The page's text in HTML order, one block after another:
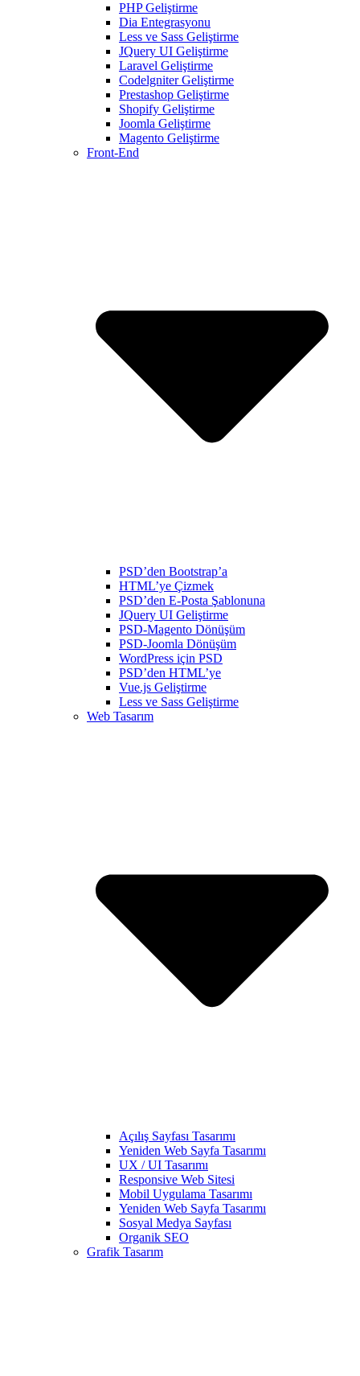
PHP Geliştirme
Dia Entegrasyonu
Less ve Sass Geliştirme
JQuery UI Geliştirme
Laravel Geliştirme
Codelgniter Geliştirme
Prestashop Geliştirme
Shopify Geliştirme
Joomla Geliştirme
Magento Geliştirme
Front-End
PSD’den Bootstrap’a
HTML’ye Çizmek
PSD’den E-Posta Şablonuna
JQuery UI Geliştirme
PSD-Magento Dönüşüm
PSD-Joomla Dönüşüm
WordPress için PSD
PSD’den HTML’ye
Vue.js Geliştirme
Less ve Sass Geliştirme
Web Tasarım
Açılış Sayfası Tasarımı
Yeniden Web Sayfa Tasarımı
UX / UI Tasarımı
Responsive Web Sitesi
Mobil Uygulama Tasarımı
Yeniden Web Sayfa Tasarımı
Sosyal Medya Sayfası
Organik SEO
Grafik Tasarım